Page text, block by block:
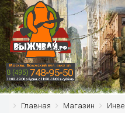
Главная Магазин